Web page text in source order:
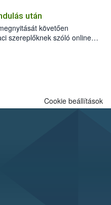
hőkezelés, valamint a
Élelmiszerlánc-
Programja összegyűjtötte a
tudnivalóit.
után
követően
szereplőknek szóló online
Cookie beállítások